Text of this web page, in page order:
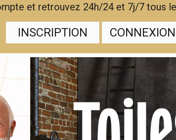
et retrouvez 24h/24 et 7j/7 tous
INSCRIPTION CONNEXION